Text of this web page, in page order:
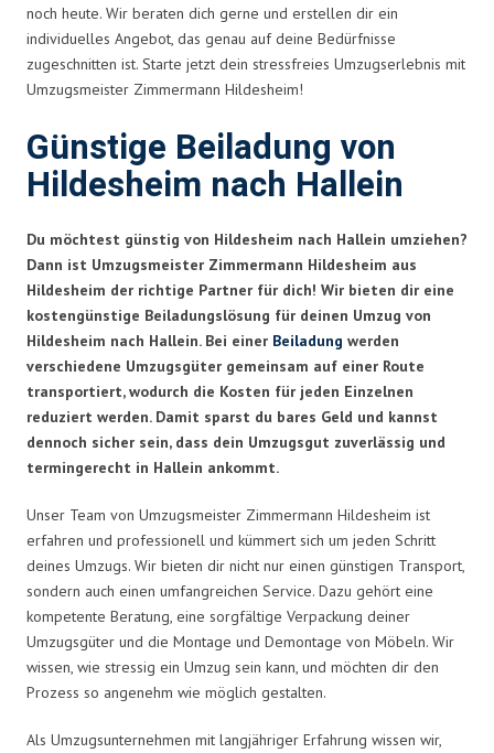
noch heute. Wir beraten dich gerne und erstellen dir ein
individuelles Angebot, das genau auf deine Bedürfnisse
zugeschnitten ist. Starte jetzt dein stressfreies Umzugserlebnis mit
Umzugsmeister Zimmermann Hildesheim!
Günstige Beiladung von
Hildesheim nach Hallein
Du möchtest günstig von Hildesheim nach Hallein umziehen?
Dann ist Umzugsmeister Zimmermann Hildesheim aus
Hildesheim der richtige Partner für dich! Wir bieten dir eine
kostengünstige Beiladungslösung für deinen Umzug von
Hildesheim nach Hallein. Bei einer Beiladung werden
verschiedene Umzugsgüter gemeinsam auf einer Route
transportiert, wodurch die Kosten für jeden Einzelnen
reduziert werden. Damit sparst du bares Geld und kannst
dennoch sicher sein, dass dein Umzugsgut zuverlässig und
termingerecht in Hallein ankommt.
Unser Team von Umzugsmeister Zimmermann Hildesheim ist
erfahren und professionell und kümmert sich um jeden Schritt
deines Umzugs. Wir bieten dir nicht nur einen günstigen Transport,
sondern auch einen umfangreichen Service. Dazu gehört eine
kompetente Beratung, eine sorgfältige Verpackung deiner
Umzugsgüter und die Montage und Demontage von Möbeln. Wir
wissen, wie stressig ein Umzug sein kann, und möchten dir den
Prozess so angenehm wie möglich gestalten.
Als Umzugsunternehmen mit langjähriger Erfahrung wissen wir,